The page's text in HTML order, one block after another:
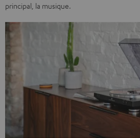
principal, la musique.